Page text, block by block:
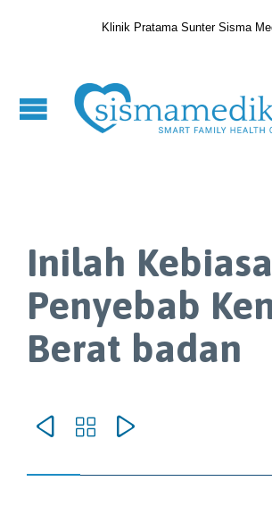
Klinik Pratama Sunter Sisma
Inilah
Penyebab
Berat badan
  